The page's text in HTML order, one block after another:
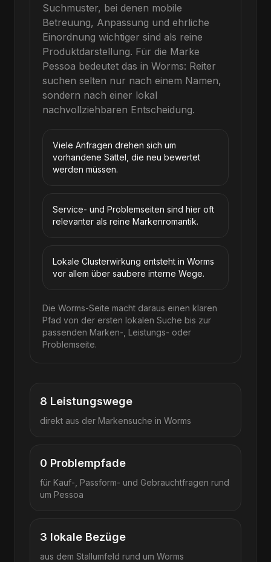
Suchmuster, bei denen mobile
Betreuung, Anpassung und ehrliche
Einordnung wichtiger sind als reine
Produktdarstellung. Für die Marke
Pessoa bedeutet das in Worms: Reiter
suchen selten nur nach einem Namen,
sondern nach einer lokal
nachvollziehbaren Entscheidung.
Viele Anfragen drehen sich um
vorhandene Sättel, die neu bewertet
werden müssen.
Service- und Problemseiten sind hier oft
relevanter als reine Markenromantik.
Lokale Clusterwirkung entsteht in Worms
vor allem über saubere interne Wege.
Die Worms-Seite macht daraus einen klaren
Pfad von der ersten lokalen Suche bis zur
passenden Marken-, Leistungs- oder
Problemseite.
8 Leistungswege
direkt aus der Markensuche in Worms
0 Problempfade
für Kauf-, Passform- und Gebrauchtfragen rund
um Pessoa
3 lokale Bezüge
aus dem Stallumfeld rund um Worms